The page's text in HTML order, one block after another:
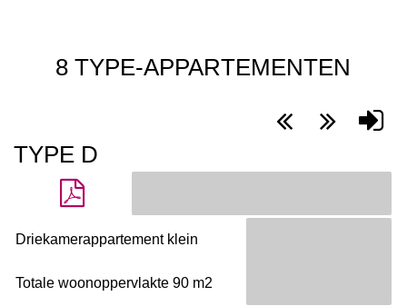
8 TYPE-APPARTEMENTEN
TYPE D
Driekamerappartement klein
Totale woonoppervlakte 90 m2